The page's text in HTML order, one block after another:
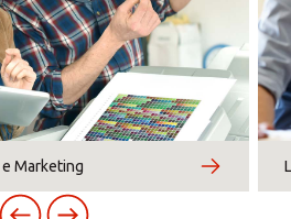
Marketing